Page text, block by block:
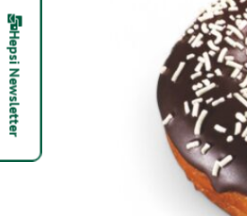
Hepsi Newsletter